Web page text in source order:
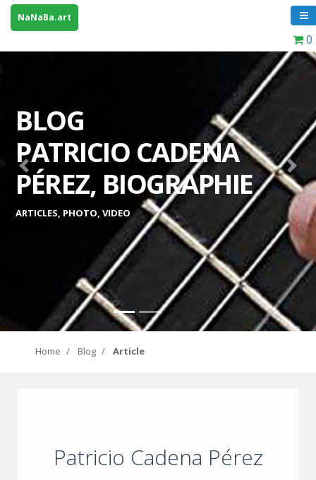
NaNaBa.art
0
BLOG
PATRICIO CADENA
PÉREZ, BIOGRAPHIE
ARTICLES, PHOTO, VIDEO
Previous Next
Home Blog Article
Patricio Cadena Pérez